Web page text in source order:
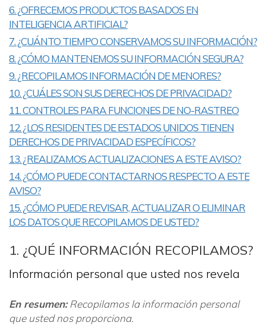
6. ¿OFRECEMOS PRODUCTOS BASADOS EN
INTELIGENCIA ARTIFICIAL?
7. ¿CUÁNTO TIEMPO CONSERVAMOS SU INFORMACIÓN?
8. ¿CÓMO MANTENEMOS SU INFORMACIÓN SEGURA?
9. ¿RECOPILAMOS INFORMACIÓN DE MENORES?
10. ¿CUÁLES SON SUS DERECHOS DE PRIVACIDAD?
11. CONTROLES PARA FUNCIONES DE NO-RASTREO
12. ¿LOS RESIDENTES DE ESTADOS UNIDOS TIENEN
DERECHOS DE PRIVACIDAD ESPECÍFICOS?
13. ¿REALIZAMOS ACTUALIZACIONES A ESTE AVISO?
14. ¿CÓMO PUEDE CONTACTARNOS RESPECTO A ESTE
AVISO?
15. ¿CÓMO PUEDE REVISAR, ACTUALIZAR O ELIMINAR
LOS DATOS QUE RECOPILAMOS DE USTED?
1. ¿QUÉ INFORMACIÓN RECOPILAMOS?
Información personal que usted nos revela
En resumen:Recopilamos la información personal
que usted nos proporciona.